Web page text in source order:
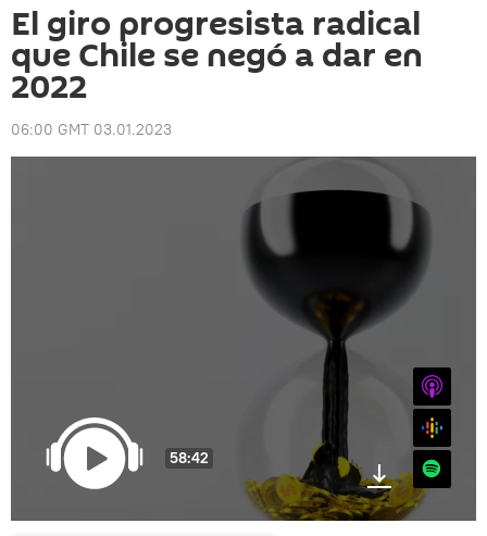
El giro progresista radical
que Chile se negó a dar en
2022
06:00 GMT 03.01.2023
58:42 Spotify